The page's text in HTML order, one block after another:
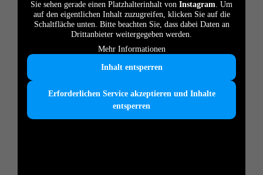
Sie sehen gerade einen Platzhalterinhalt von Instagram. Um
auf den eigentlichen Inhalt zuzugreifen, klicken Sie auf die
Schaltfläche unten. Bitte beachten Sie, dass dabei Daten an
Drittanbieter weitergegeben werden.
Mehr Informationen
Inhalt entsperren
Erforderlichen Service akzeptieren und Inhalte
entsperren